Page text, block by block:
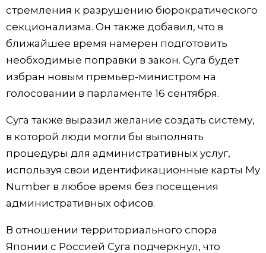
Токио
От редакции
стремления к разрушению бюрократического
секционализма. Он также добавил, что в
ближайшее время намерен подготовить
необходимые поправки в закон. Суга будет
избран новым премьер-министром на
голосовании в парламенте 16 сентября.
Суга также выразил желание создать систему,
в которой люди могли бы выполнять
процедуры для административных услуг,
используя свои идентификационные карты My
Number в любое время без посещения
административных офисов.
В отношении территориального спора
Японии с Россией Суга подчеркнул, что